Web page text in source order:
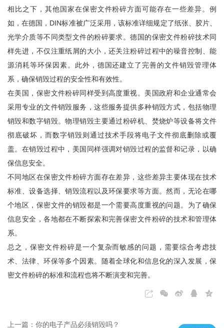
相比之下，其他国家在保密文件粉碎方面可能存在一些差异。例
如，在德国，DIN标准被广泛采用，该标准详细规定了纸张、胶片、
光学介质等不同类型文件的粉碎要求。德国的保密文件粉碎技术同
样先进，不仅注重纸屑的大小，还关注粉碎过程中的噪音控制、能
源消耗等环保因素。此外，德国还建立了完善的文件销毁管理体
系，确保销毁过程的安全性和有效性。
在美国，保密文件粉碎同样受到高度重视。美国政府和企业通常会
采用专业的文件销毁服务，这些服务提供多种销毁方式，包括物理
销毁和数字销毁。物理销毁主要通过粉碎机、焚烧炉等设备将文件
彻底破坏，而数字销毁则通过技术手段将电子文件彻底删除或覆
盖。在销毁过程中，美国同样强调对销毁过程的监督和记录，以确
保信息安全。
不同地区在保密文件粉碎方面存在差异，这些差异主要体现在技术
标准、设备选择、销毁流程以及环保要求等方面。然而，无论在哪
个地区，保密文件的销毁都是一个需要高度重视的问题。为了确保
信息安全，各地都在不断探索和完善保密文件粉碎的技术和管理体
系。
总之，保密文件粉碎是一个复杂而敏感的问题，需要综合考虑技
术、法律、环保等多个因素。随着全球化和信息化的深入发展，保
密文件粉碎的标准和流程也将不断演变和完善。
上一篇：你的电子产品必须销毁吗？